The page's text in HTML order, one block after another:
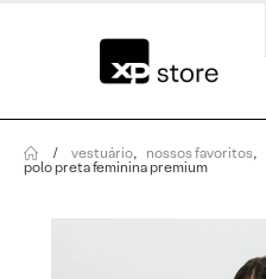
vestuário, nossos favoritos,
polo preta feminina premium